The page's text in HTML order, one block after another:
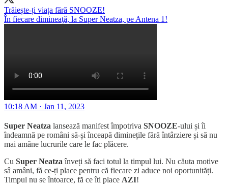
Trăiește-ți viața fără SNOOZE!
În fiecare dimineaţă, la Super Neatza, pe Antena 1!
10:18 AM · Jan 11, 2023
Super Neatza lansează manifest împotriva SNOOZE-ului și îi
îndeamnă pe români să-și înceapă diminețile fără întârziere și să nu
mai amâne lucrurile care le fac plăcere.
Cu Super Neatza înveți să faci totul la timpul lui. Nu căuta motive
sâ amâni, fă ce-ți place pentru că fiecare zi aduce noi oportunități.
Timpul nu se întoarce, fă ce îti place AZI!